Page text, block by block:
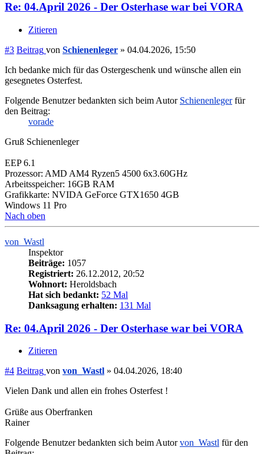
Re: 04.April 2026 - Der Osterhase war bei VORA
Zitieren
#3 Beitrag von Schienenleger » 04.04.2026, 15:50
Ich bedanke mich für das Ostergeschenk und wünsche allen ein
gesegnetes Osterfest.
Folgende Benutzer bedankten sich beim Autor Schienenlegerfür
den Beitrag:
vorade
Gruß Schienenleger
EEP 6.1
Prozessor: AMD AM4 Ryzen5 4500 6x3.60GHz
Arbeitsspeicher: 16GB RAM
Grafikkarte: NVIDA GeForce GTX1650 4GB
Windows 11 Pro
Nach oben
von_Wastl
Inspektor
Beiträge: 1057
Registriert: 26.12.2012, 20:52
Wohnort: Heroldsbach
Hat sich bedankt: 52 Mal
Danksagung erhalten: 131 Mal
Re: 04.April 2026 - Der Osterhase war bei VORA
Zitieren
#4 Beitrag von von_Wastl » 04.04.2026, 18:40
Vielen Dank und allen ein frohes Osterfest !
Grüße aus Oberfranken
Rainer
Folgende Benutzer bedankten sich beim Autorvon_Wastl für den